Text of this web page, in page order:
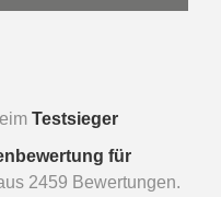
Testsieger
für
2459 Bewertungen.